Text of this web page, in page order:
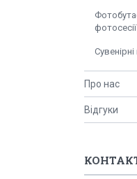
фотосесії
Про нас
Відгуки